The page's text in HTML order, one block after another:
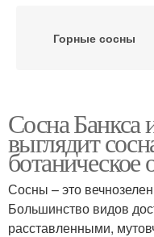
Горные сосны
Сосна Банкса
выглядит
ботаническое
Сосны – это
Большинство видов
расставленными,